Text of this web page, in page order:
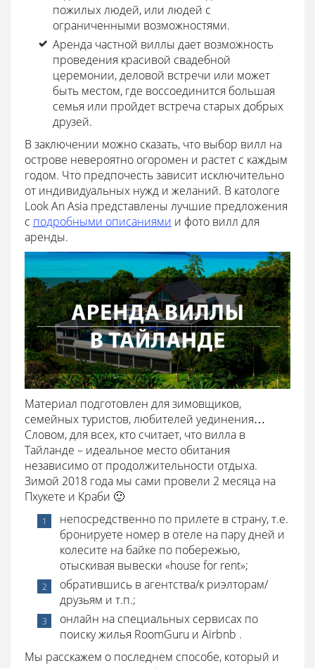
пожилых людей, или людей с
ограниченными возможностями.
Аренда частной виллы дает возможность
проведения красивой свадебной
церемонии, деловой встречи или может
быть местом, где воссоединится большая
семья или пройдет встреча старых добрых
друзей.
В заключении можно сказать, что выбор вилл на
острове невероятно огоромен и растет с каждым
годом. Что предпочесть зависит исключительно
от индивидуальных нужд и желаний. В катологе
Look An Asia представлены лучшие предложения
с подробными описаниями и фото вилл для
аренды.
Материал подготовлен для зимовщиков,
семейных туристов, любителей уединения…
Словом, для всех, кто считает, что вилла в
Тайланде – идеальное место обитания
независимо от продолжительности отдыха.
Зимой 2018 года мы сами провели 2 месяца на
Пхукете и Краби 🙂
непосредственно по прилете в страну, т.е.
бронируете номер в отеле на пару дней и
колесите на байке по побережью,
отыскивая вывески «house for rent»;
обратившись в агентства/к риэлторам/
друзьям и т.п.;
онлайн на специальных сервисах по
поиску жилья RoomGuru и Airbnb .
Мы расскажем о последнем способе, который и